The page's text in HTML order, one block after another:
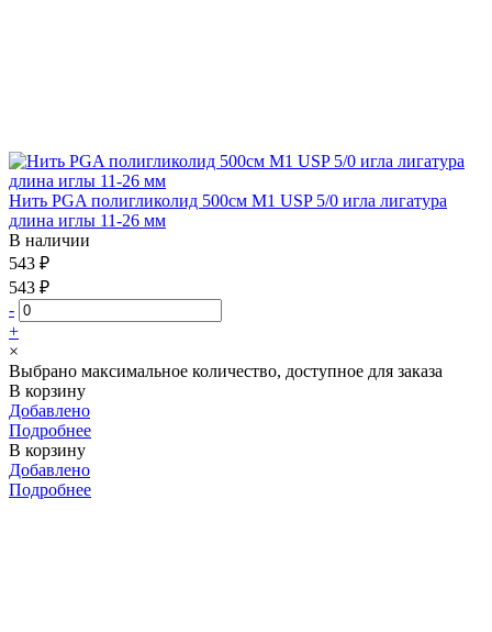
Нить PGA полигликолид 500см М1 USP 5/0 игла лигатура
длина иглы 11-26 мм
В наличии
543 ₽
543 ₽
-
+
×
Выбрано максимальное количество, доступное для заказа
В корзину
Добавлено
Подробнее
В корзину
Добавлено
Подробнее